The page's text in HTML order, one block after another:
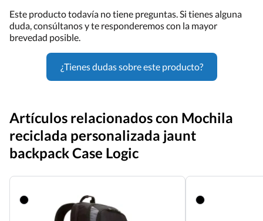
Este producto todavía no tiene preguntas. Si tienes alguna
duda, consúltanos y te responderemos con la mayor
brevedad posible.
¿Tienes dudas sobre este producto?
Artículos relacionados con Mochila
reciclada personalizada jaunt
backpack Case Logic